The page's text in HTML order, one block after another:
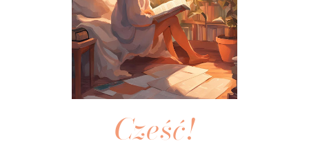
Cześć!